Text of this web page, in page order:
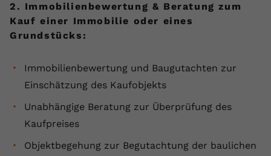
2. Immobilienbewertung & Beratung zum
Kauf einer Immobilie oder eines
Grundstücks:
Immobilienbewertung und Baugutachten zur
Einschätzung des Kaufobjekts
Unabhängige Beratung zur Überprüfung des
Kaufpreises
Objektbegehung zur Begutachtung der baulichen
Name
Laufzeit Session
Zweck
YouTube setzt diesen Cookie, um die
Videos verwendet.